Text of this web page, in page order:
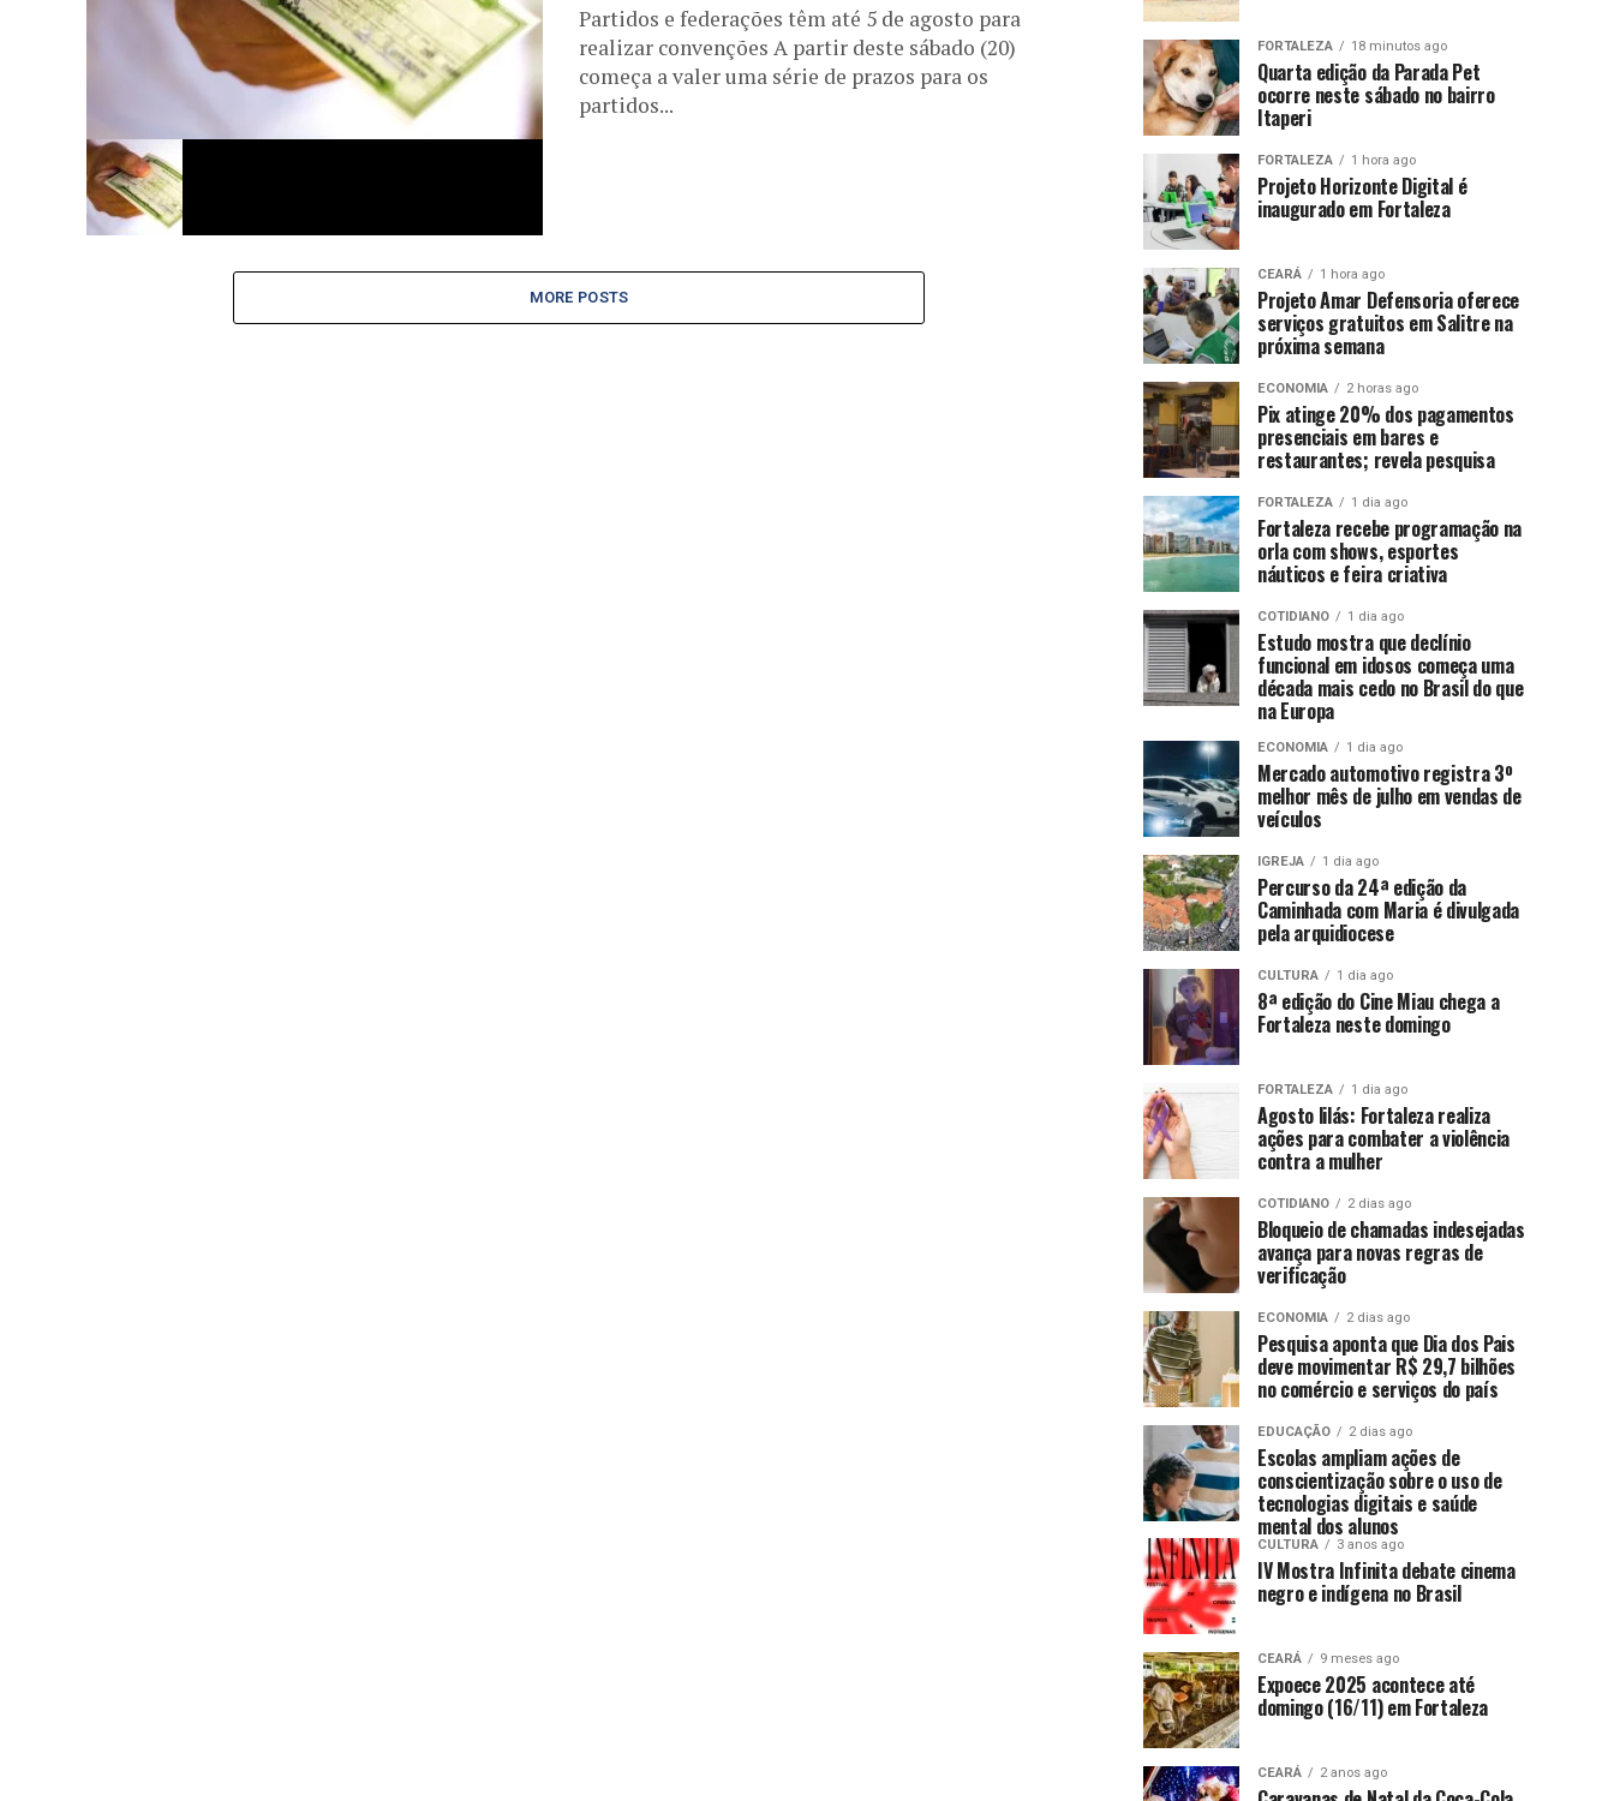
Partidos e federações têm até 5 de agosto para
realizar convenções A partir deste sábado (20)
começa a valer uma série de prazos para os
partidos...
MORE POSTS
FORTALEZA 18 minutos ago
Quarta edição da Parada Pet
ocorre neste sábado no bairro
Itaperi
FORTALEZA 1 hora ago
Projeto Horizonte Digital é
inaugurado em Fortaleza
CEARÁ 1 hora ago
Projeto Amar Defensoria oferece
serviços gratuitos em Salitre na
próxima semana
ECONOMIA 2 horas ago
Pix atinge 20% dos pagamentos
presenciais em bares e
restaurantes; revela pesquisa
FORTALEZA 1 dia ago
Fortaleza recebe programação na
orla com shows, esportes
náuticos e feira criativa
COTIDIANO 1 dia ago
Estudo mostra que declínio
funcional em idosos começa uma
década mais cedo no Brasil do que
na Europa
ECONOMIA 1 dia ago
Mercado automotivo registra 3º
melhor mês de julho em vendas de
veículos
IGREJA 1 dia ago
Percurso da 24ª edição da
Caminhada com Maria é divulgada
pela arquidiocese
CULTURA 1 dia ago
8ª edição do Cine Miau chega a
Fortaleza neste domingo
FORTALEZA 1 dia ago
Agosto lilás: Fortaleza realiza
ações para combater a violência
contra a mulher
COTIDIANO 2 dias ago
Bloqueio de chamadas indesejadas
avança para novas regras de
verificação
ECONOMIA 2 dias ago
Pesquisa aponta que Dia dos Pais
deve movimentar R$ 29,7 bilhões
no comércio e serviços do país
EDUCAÇÃO 2 dias ago
Escolas ampliam ações de
conscientização sobre o uso de
tecnologias digitais e saúde
mental dos alunos
CULTURA 3 anos ago
IV Mostra Infinita debate cinema
negro e indígena no Brasil
CEARÁ 9 meses ago
Expoece 2025 acontece até
domingo (16/11) em Fortaleza
CEARÁ 2 anos ago